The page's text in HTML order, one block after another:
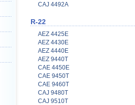
CAJ 4492A
R-22
AEZ 4425E
AEZ 4430E
AEZ 4440E
AEZ 9440T
CAE 4450E
CAE 9450T
CAE 9460T
CAJ 9480T
CAJ 9510T